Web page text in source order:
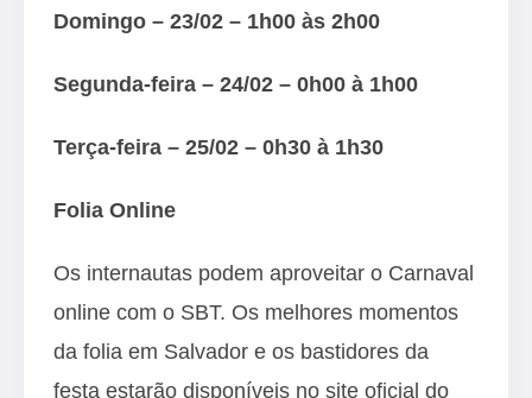
Domingo – 23/02 – 1h00 às 2h00
Segunda-feira – 24/02 – 0h00 à 1h00
Terça-feira – 25/02 – 0h30 à 1h30
Folia Online
Os internautas podem aproveitar o Carnaval
online com o SBT. Os melhores momentos
da folia em Salvador e os bastidores da
festa estarão disponíveis no site oficial do